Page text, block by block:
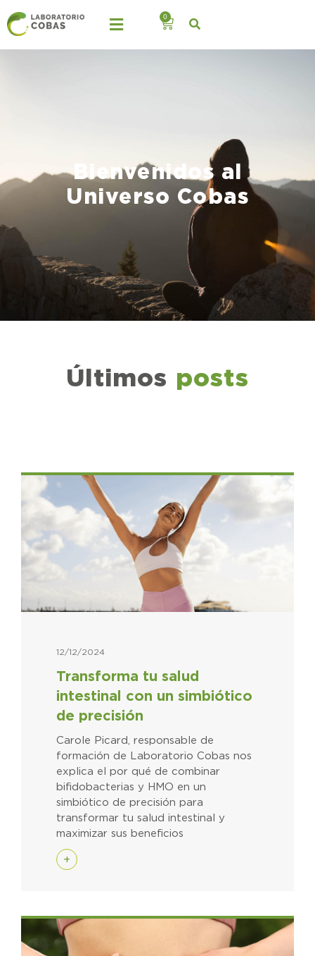
0
Bienvenidos al
Universo Cobas
Últimos posts
Transforma tu salud
intestinal con un simbiótico
de precisión
12/12/2024
Carole Picard, responsable de
formación de Laboratorio Cobas nos
explica el por qué de combinar
bifidobacterias y HMO en un
simbiótico de precisión para
transformar tu salud intestinal y
maximizar sus beneficios
+